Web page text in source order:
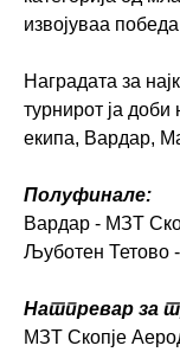
извојуваа
Наградата за
турнирот ја
екипа, Вардар,
Полуфинале:
Вардар - МЗТ
Љуботен Тетово
Натпревар за
МЗТ Скопје